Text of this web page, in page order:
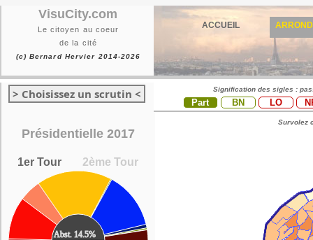
VisuCity.com
Le citoyen au coeur
de la cité
(c) Bernard Hervier 2014-2026
ACCUEIL
> Choisissez un scrutin <
Présidentielle 2017
1er Tour 2ème Tour
Signification des sigles :
Part BN LO
Survolez